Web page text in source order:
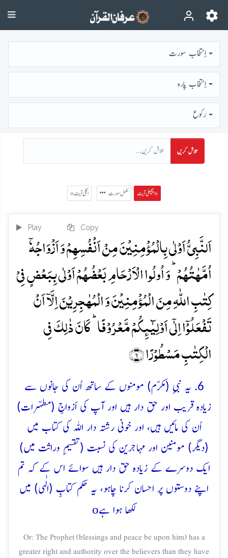
اِنتخاب سورت
اِنتخاب پارہ
رُكوع
تلاش کریں
پچھلی آیت » مکمل سورت « اگلی آیت
Play Copy
اَلنَّبِیُّ اَوۡلٰی بِالۡمُؤۡمِنِیۡنَ مِنۡ اَنۡفُسِہِمۡ وَ اَزۡوَاجُہٗۤ
اُمَّہٰتُہُمۡ ؕ وَ اُولُوا الۡاَرۡحَامِ بَعۡضُہُمۡ اَوۡلٰی بِبَعۡضٍ فِیۡ
کِتٰبِ اللّٰہِ مِنَ الۡمُؤۡمِنِیۡنَ وَ الۡمُہٰجِرِیۡنَ اِلَّاۤ اَنۡ
تَفۡعَلُوۡۤا اِلٰۤی اَوۡلِیٰٓئِکُمۡ مَّعۡرُوۡفًا ؕ کَانَ ذٰلِکَ فِی
الۡکِتٰبِ مَسۡطُوۡرًا ﴿۶﴾
6. یہ نبیِ (مکرّم) مومنوں کے ساتھ اُن کی جانوں سے
زیادہ قریب اور حق دار ہیں اور آپ کی اَزواجِ (مطہّرات)
اُن کی مائیں ہیں، اور خونی رشتہ دار اللہ کی کتاب میں
(دیگر) مومنین اور مہاجرین کی نسبت (تقسیمِ وراثت میں)
ایک دوسرے کے زیادہ حق دار ہیں سوائے اس کے کہ تم
اپنے دوستوں پر احسان کرنا چاہو، یہ حکم کتابِ (الٰہی) میں
لکھا ہوا ہےo
Or: The Prophet (blessings and peace be upon him) has a
greater right and authority over the believers than they have